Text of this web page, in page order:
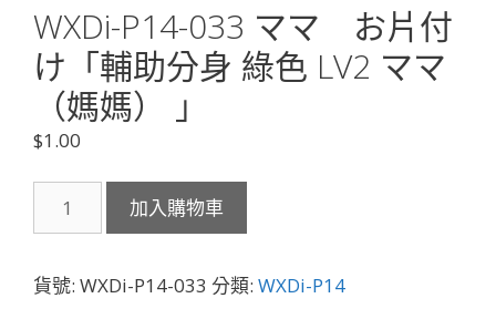
WXDi-P14-033 ママ お片付
け「輔助分身 綠色 LV2 ママ
（媽媽） 」
$1.00
P14-
マ
加入購物車
貨號: WXDi-P14-033 分類: WXDi-P14